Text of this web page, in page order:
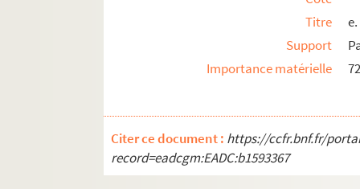
Titre
Support
Importance matérielle
Citer ce document : https://ccfr.bnf.fr/
record=eadcgm:EADC:b1593367